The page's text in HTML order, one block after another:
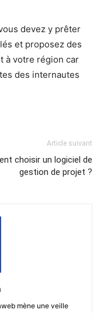
devez y prêter
et proposez des
à votre région car
des internautes
Article suivant
choisir un logiciel de
gestion de projet ?
mène une veille